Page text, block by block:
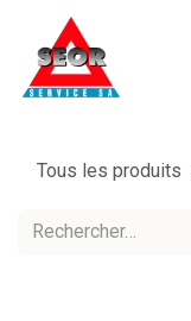
Se rendre au contenu
Tous les produits